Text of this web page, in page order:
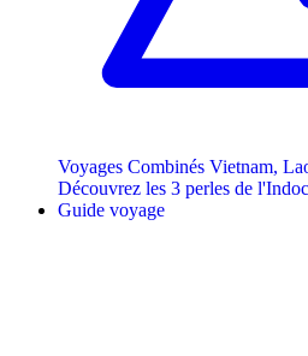
Voyages Combinés Vietnam,
Découvrez les 3 perles de
Guide voyage